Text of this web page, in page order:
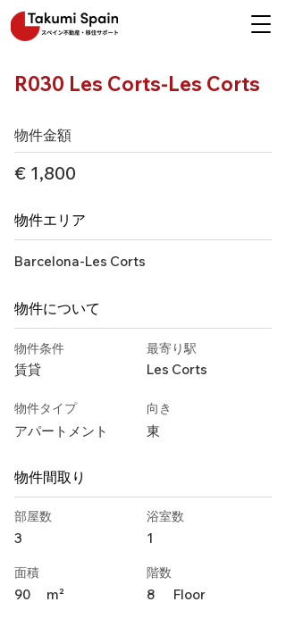
R030 Les Corts-Les Corts
物件金額
€ 1,800
物件エリア
Barcelona-Les Corts
物件について
物件条件
賃貸
最寄り駅
Les Corts
物件タイプ
アパートメント
向き
東
物件間取り
部屋数
3
面積
90 m²
浴室数
1
階数
8 Floor